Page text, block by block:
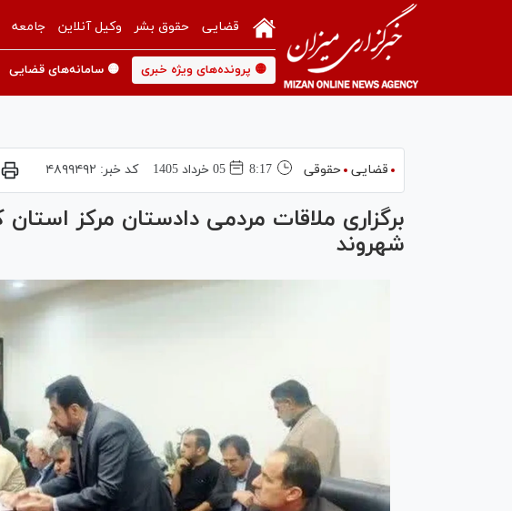
قضایی حقوق بشر وکیل آنلاین جامعه
🟡 پرونده‌های ویژه خبری 🟡 سامانه‌های قضایی
قضایی حقوقی 8:17 05 خرداد 1405 کد خبر: ۴۸۹۹۴۹۲
شهروند